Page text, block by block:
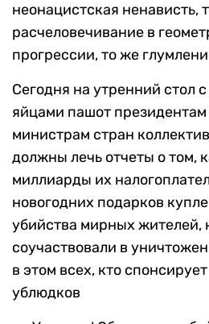
неонацистская ненависть,
расчеловечивание в
прогрессии, то же
Сегодня на утренний стол
яйцами пашот
министрам стран
должны лечь отчеты о том,
миллиарды их
новогодних подарков
убийства мирных жителей,
соучаствовали в
в этом всех, кто
ублюдков